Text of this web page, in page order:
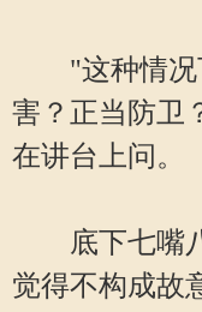
"这种情况
害？正当防卫
在讲台上问。
底下七嘴八
觉得不构成